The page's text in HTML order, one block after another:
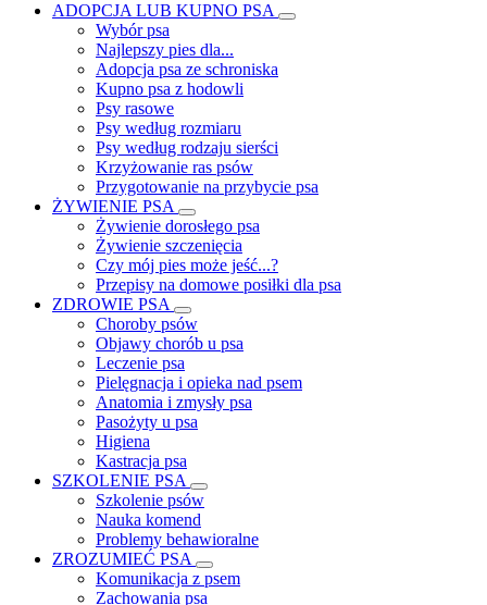
ADOPCJA LUB KUPNO PSA
Wybór psa
Najlepszy pies dla...
Adopcja psa ze schroniska
Kupno psa z hodowli
Psy rasowe
Psy według rozmiaru
Psy według rodzaju sierści
Krzyżowanie ras psów
Przygotowanie na przybycie psa
ŻYWIENIE PSA
Żywienie dorosłego psa
Żywienie szczenięcia
Czy mój pies może jeść...?
Przepisy na domowe posiłki dla psa
ZDROWIE PSA
Choroby psów
Objawy chorób u psa
Leczenie psa
Pielęgnacja i opieka nad psem
Anatomia i zmysły psa
Pasożyty u psa
Higiena
Kastracja psa
SZKOLENIE PSA
Szkolenie psów
Nauka komend
Problemy behawioralne
ZROZUMIEĆ PSA
Komunikacja z psem
Zachowania psa